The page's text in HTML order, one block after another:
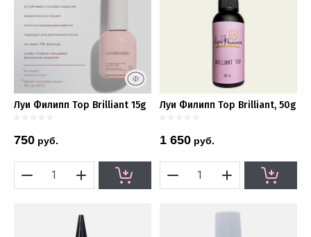
Луи Филипп Top Brilliant 15g
750 руб.
Луи Филипп Top Brilliant, 50g
1 650 руб.